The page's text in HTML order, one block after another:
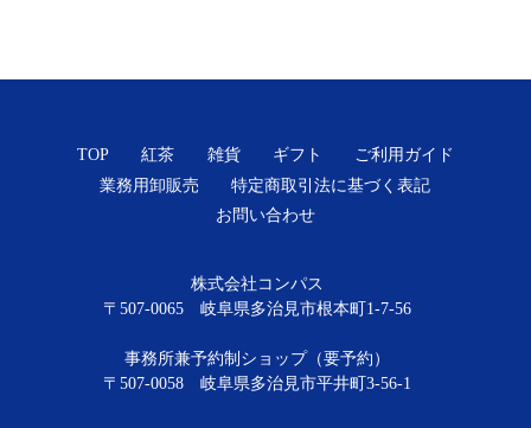
TOP 紅茶 雑貨 ギフト
ご利用ガイド
業務用卸販売
特定商取引法に基づく表記
お問い合わせ
株式会社コンパス
〒507-0065 岐阜県多治見市根本町1-7-56
事務所兼予約制ショップ（要予約）
〒507-0058 岐阜県多治見市平井町3-56-1